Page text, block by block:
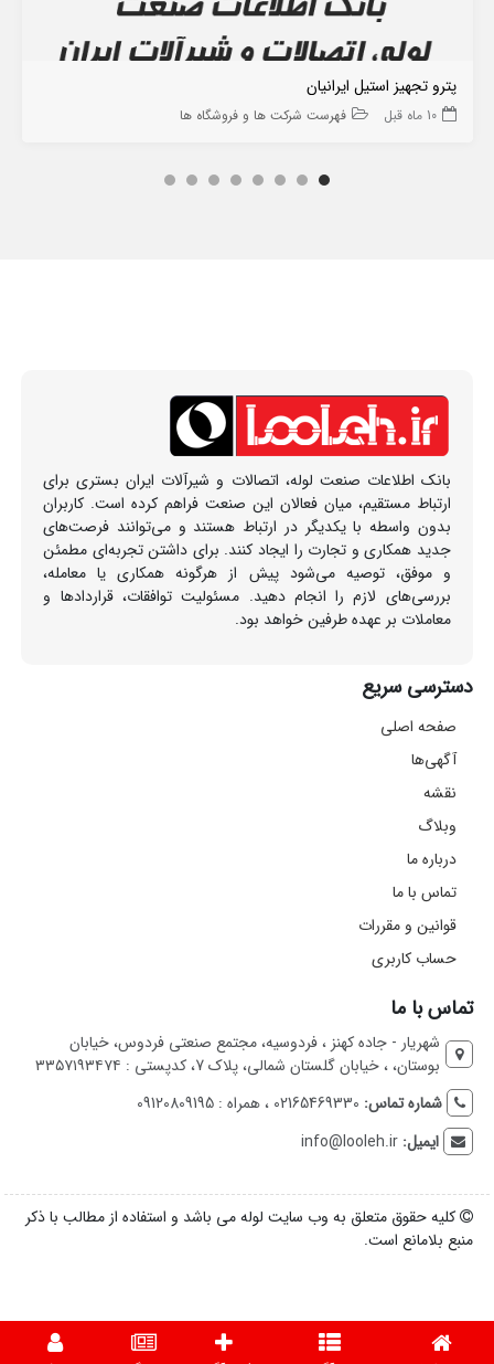
پترو تجهیز استیل ایرانیان
10 ماه قبل فهرست شرکت ها و فروشگاه ها
بانک اطلاعات صنعت لوله، اتصالات و شیرآلات ایران بستری برای
ارتباط مستقیم، میان فعالان این صنعت فراهم کرده است. کاربران
بدون واسطه با یکدیگر در ارتباط هستند و می‌توانند فرصت‌های
جدید همکاری و تجارت را ایجاد کنند. برای داشتن تجربه‌ای مطمئن
و موفق، توصیه می‌شود پیش از هرگونه همکاری یا معامله،
بررسی‌های لازم را انجام دهید. مسئولیت توافقات، قراردادها و
معاملات بر عهده طرفین خواهد بود.
دسترسی سریع
صفحه اصلی
آگهی‌ها
نقشه
وبلاگ
درباره ما
تماس با ما
قوانین و مقررات
حساب کاربری
تماس با ما
شهریار - جاده کهنز ، فردوسیه، مجتمع صنعتی فردوس، خیابان
بوستان، ، خیابان گلستان شمالی، پلاک 7، کدپستی : ۳۳۵۷۱۹۳۴۷۴
شماره تماس: 02165469330 ، همراه : 09120809195
ایمیل:info@looleh.ir
کلیه حقوق متعلق به وب سایت لوله می باشد و استفاده از مطالب با ذکر
منبع بلامانع است.